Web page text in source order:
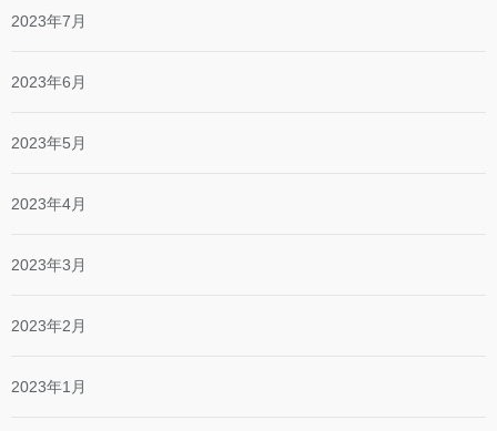
2023年7月
2023年6月
2023年5月
2023年4月
2023年3月
2023年2月
2023年1月